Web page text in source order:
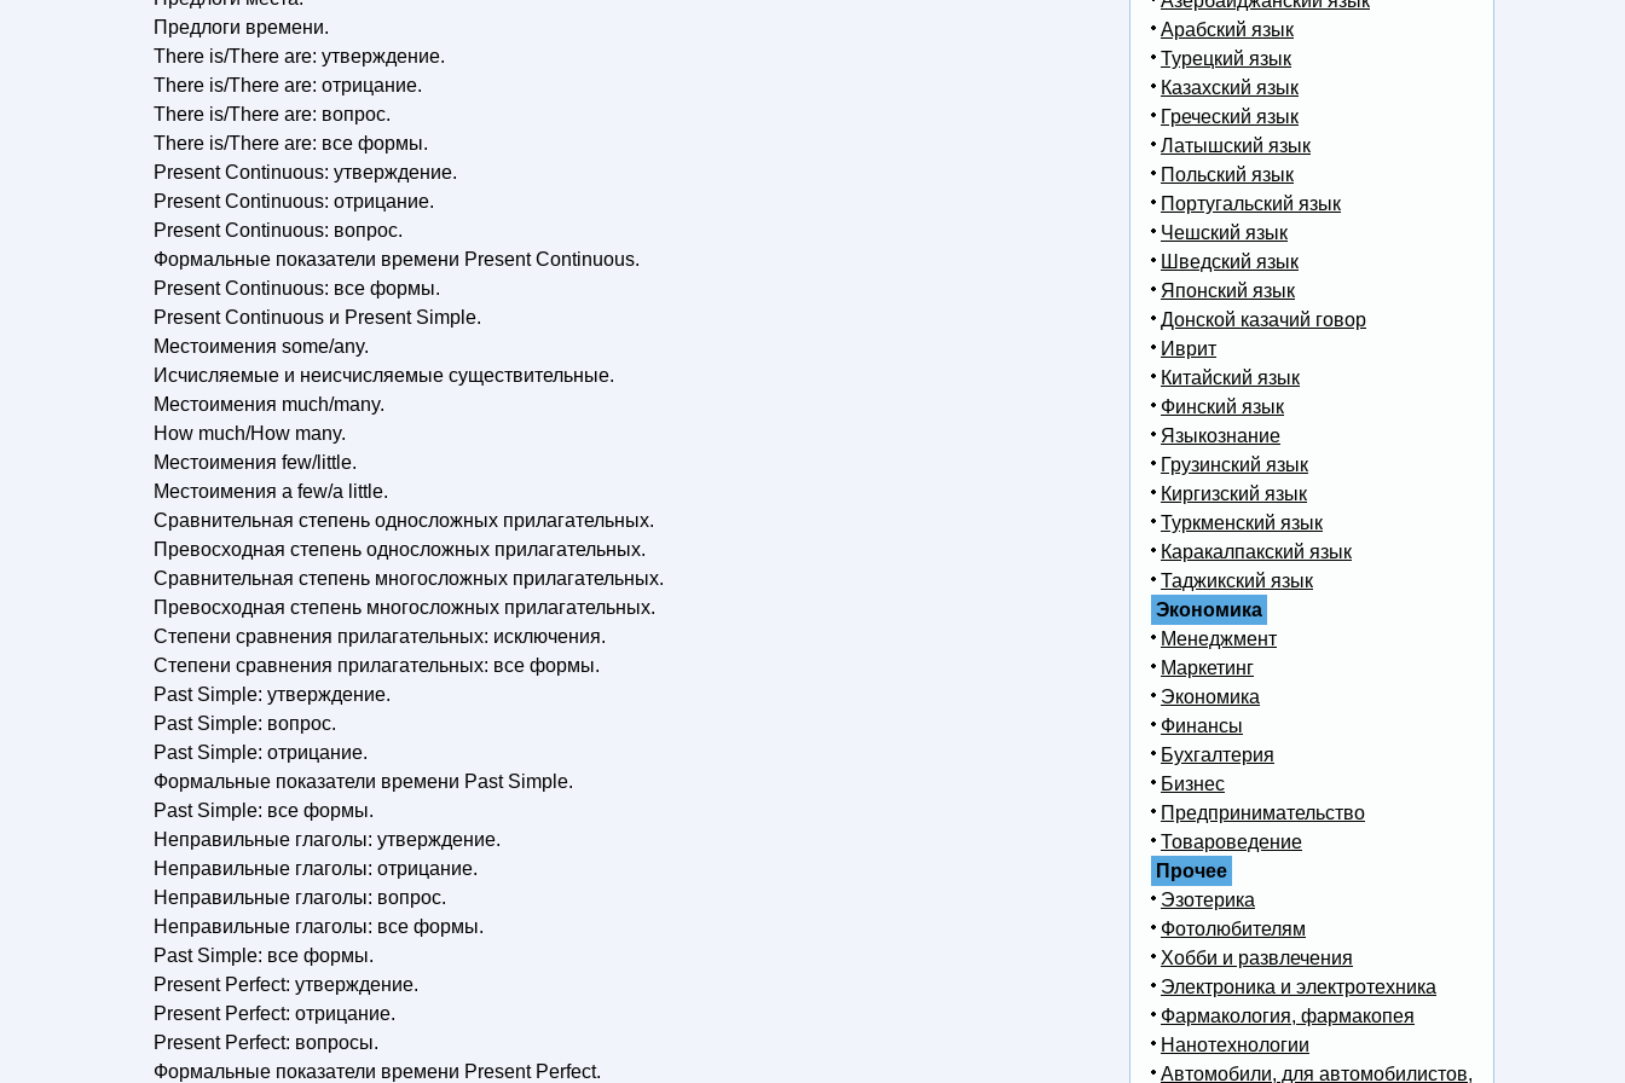
Предлоги времени.
There is/There are: утверждение.
There is/There are: отрицание.
There is/There are: вопрос.
There is/There are: все формы.
Present Continuous: утверждение.
Present Continuous: отрицание.
Present Continuous: вопрос.
Формальные показатели времени Present Continuous.
Present Continuous: все формы.
Present Continuous и Present Simple.
Местоимения some/any.
Исчисляемые и неисчисляемые существительные.
Местоимения much/many.
How much/How many.
Местоимения few/little.
Местоимения a few/а little.
Сравнительная степень односложных прилагательных.
Превосходная степень односложных прилагательных.
Сравнительная степень многосложных прилагательных.
Превосходная степень многосложных прилагательных.
Степени сравнения прилагательных: исключения.
Степени сравнения прилагательных: все формы.
Past Simple: утверждение.
Past Simple: вопрос.
Past Simple: отрицание.
Формальные показатели времени Past Simple.
Past Simple: все формы.
Неправильные глаголы: утверждение.
Неправильные глаголы: отрицание.
Неправильные глаголы: вопрос.
Неправильные глаголы: все формы.
Past Simple: все формы.
Present Perfect: утверждение.
Present Perfect: отрицание.
Present Perfect: вопросы.
Формальные показатели времени Present Perfect.
Арабский язык
Турецкий язык
Казахский язык
Греческий язык
Латышский язык
Польский язык
Португальский язык
Чешский язык
Шведский язык
Японский язык
Донской казачий говор
Иврит
Китайский язык
Финский язык
Языкознание
Грузинский язык
Киргизский язык
Туркменский язык
Каракалпакский язык
Таджикский язык
Экономика
Менеджмент
Маркетинг
Экономика
Финансы
Бухгалтерия
Бизнес
Предпринимательство
Товароведение
Прочее
Эзотерика
Фотолюбителям
Хобби и развлечения
Электроника и электротехника
Фармакология, фармакопея
Нанотехнологии
Автомобили, для автомобилистов,